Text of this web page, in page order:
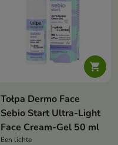

Tołpa Dermo Face
Sebio Start Ultra-Light
Face Cream-Gel 50 ml
Een lichte